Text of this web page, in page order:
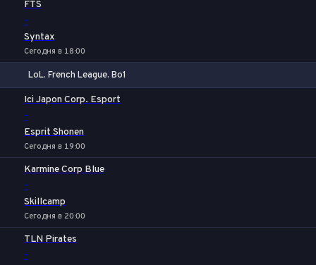
FTS
-
Syntax
Сегодня в 18:00
LoL. French League. Bo1
Ici Japon Corp. Esport
-
Esprit Shonen
Сегодня в 19:00
Karmine Corp Blue
-
Skillcamp
Сегодня в 20:00
TLN Pirates
-